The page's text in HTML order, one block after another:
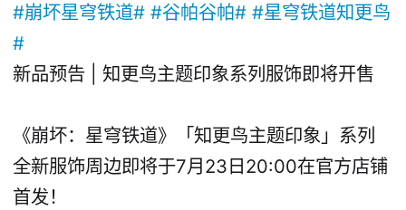
#崩坏星穹铁道# #谷帕谷帕# #星穹铁道知更鸟
#
新品预告 | 知更鸟主题印象系列服饰即将开售
《崩坏：星穹铁道》「知更鸟主题印象」系列
全新服饰周边即将于7月23日20:00在官方店铺
首发！